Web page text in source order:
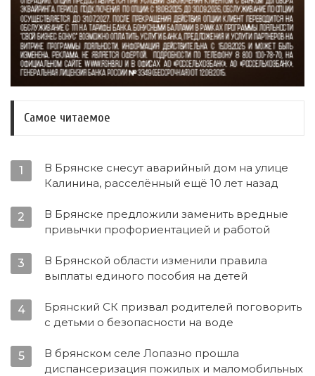
Самое читаемое
1
В Брянске снесут аварийный дом на улице
Калинина, расселённый ещё 10 лет назад
2
В Брянске предложили заменить вредные
привычки профориентацией и работой
3
В Брянской области изменили правила
выплаты единого пособия на детей
4
Брянский СК призвал родителей поговорить
с детьми о безопасности на воде
5
В брянском селе Лопазно прошла
диспансеризация пожилых и маломобильных